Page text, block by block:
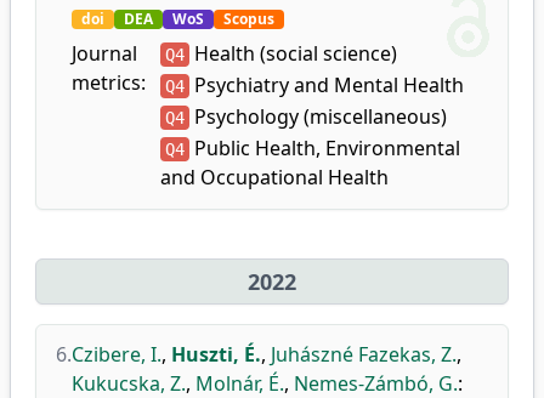
doi DEA WoS Scopus
Journal
metrics:
Q4 Health (social science)
Q4 Psychiatry and Mental Health
Q4 Psychology (miscellaneous)
Q4 Public Health, Environmental
and Occupational Health
2022
6.Czibere, I., Huszti, É., Juhászné Fazekas, Z.,
Kukucska, Z., Molnár, É., Nemes-Zámbó, G.: